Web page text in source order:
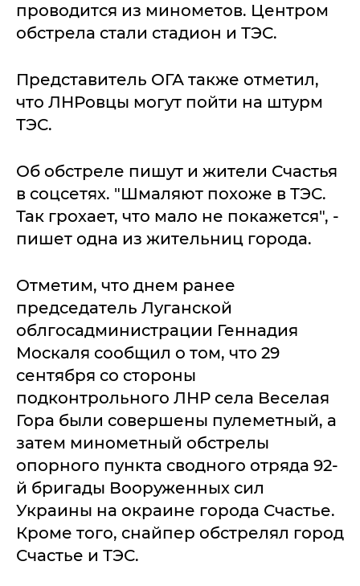
проводится из минометов. Центром
обстрела стали стадион и ТЭС.
Представитель ОГА также отметил,
что ЛНРовцы могут пойти на штурм
ТЭС.
Об обстреле пишут и жители Счастья
в соцсетях. "Шмаляют похоже в ТЭС.
Так грохает, что мало не покажется", -
пишет одна из жительниц города.
Отметим, что днем ранее
председатель Луганской
облгосадминистрации Геннадия
Москаля сообщил о том, что 29
сентября со стороны
подконтрольного ЛНР села Веселая
Гора были совершены пулеметный, а
затем минометный обстрелы
опорного пункта сводного отряда 92-
й бригады Вооруженных сил
Украины на окраине города Счастье.
Кроме того, снайпер обстрелял город
Счастье и ТЭС.